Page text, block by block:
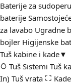
Baterije za sudoperu
baterije
za lavabo Ugradne
bojler Higijenske
Tuš kabine i kade▼
Tuš Sistemi Tuš
In) Tuš vrata Kade